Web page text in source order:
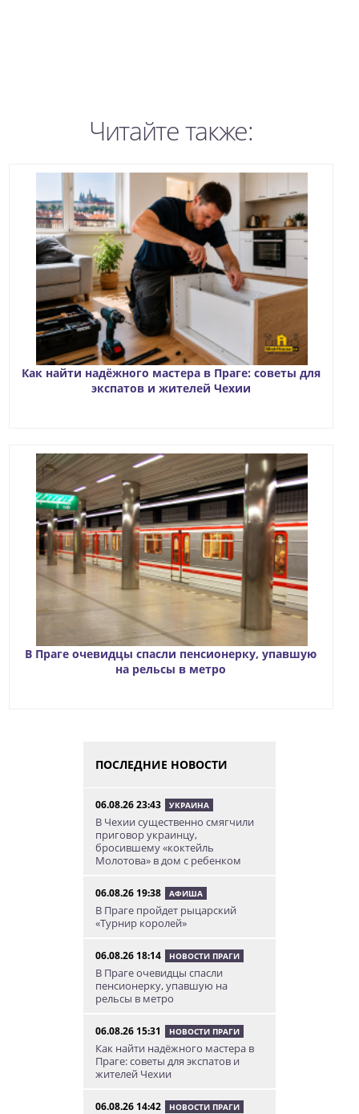
Читайте также:
Как найти надёжного мастера в Праге: советы для
экспатов и жителей Чехии
В Праге очевидцы спасли пенсионерку, упавшую
на рельсы в метро
ПОСЛЕДНИЕ НОВОСТИ
06.08.26 23:43 УКРАИНА
В Чехии существенно смягчили
приговор украинцу,
бросившему «коктейль
Молотова» в дом с ребенком
06.08.26 19:38 АФИША
В Праге пройдет рыцарский
«Турнир королей»
06.08.26 18:14 НОВОСТИ ПРАГИ
В Праге очевидцы спасли
пенсионерку, упавшую на
рельсы в метро
06.08.26 15:31 НОВОСТИ ПРАГИ
Как найти надёжного мастера в
Праге: советы для экспатов и
жителей Чехии
06.08.26 14:42 НОВОСТИ ПРАГИ